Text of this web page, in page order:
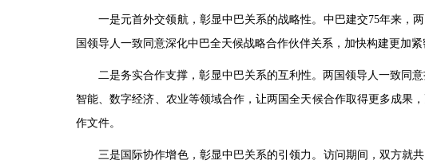
一是元首外交领航，彰显中巴关系的战略性。中巴建交75年来，
国领导人一致同意深化中巴全天候战略合作伙伴关系，加快构建更加
二是务实合作支撑，彰显中巴关系的互利性。两国领导人一致同
智能、数字经济、农业等领域合作，让两国全天候合作取得更多成果
作文件。
三是国际协作增色，彰显中巴关系的引领力。访问期间，双方就